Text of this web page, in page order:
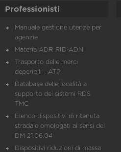
Professionisti
Manuale gestione utenze per
agenzie
Materia ADR-RID-ADN
Trasporto delle merci
deperibili - ATP
Database delle località a
supporto dei sistemi RDS
TMC
Elenco dispositivi di ritenuta
stradale omologati ai sensi del
DM 21.06.04
Dispositivi riduzioni di massa